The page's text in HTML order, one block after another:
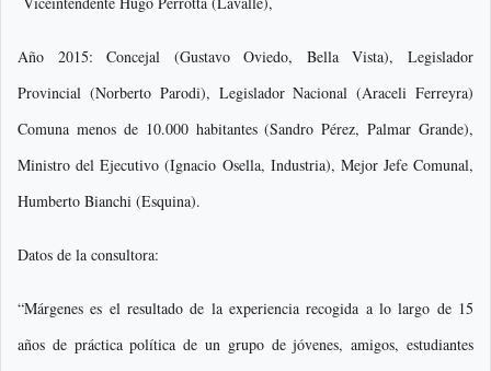
Año 2015: Concejal (Gustavo Oviedo, Bella Vista), Legislador
Provincial (Norberto Parodi), Legislador Nacional (Araceli Ferreyra)
Comuna menos de 10.000 habitantes (Sandro Pérez, Palmar Grande),
Ministro del Ejecutivo (Ignacio Osella, Industria), Mejor Jefe Comunal,
Humberto Bianchi (Esquina).
Datos de la consultora:
“Márgenes es el resultado de la experiencia recogida a lo largo de 15
años de práctica política de un grupo de jóvenes, amigos, estudiantes